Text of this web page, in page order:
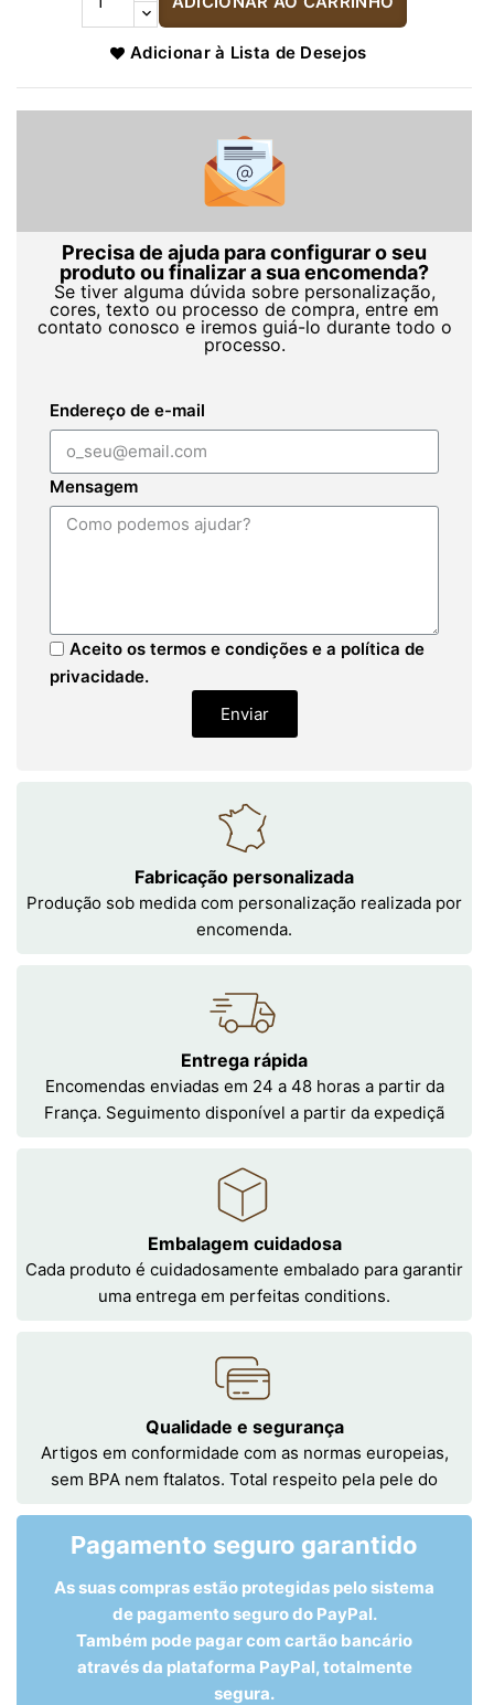
Adicionar à Lista de Desejos
Precisa de ajuda para configurar o seu
produto ou finalizar a sua encomenda?
Se tiver alguma dúvida sobre personalização,
cores, texto ou processo de compra, entre em
contato conosco e iremos guiá-lo durante todo o
processo.
Endereço de e-mail
Mensagem
Aceito os termos e condições e a política de
privacidade.
Enviar
Fabricação personalizada
Produção sob medida com personalização realizada por
encomenda.
Entrega rápida
Encomendas enviadas em 24 a 48 horas a partir da
França. Seguimento disponível a partir da expediçã
Embalagem cuidadosa
Cada produto é cuidadosamente embalado para garantir
uma entrega em perfeitas conditions.
Qualidade e segurança
Artigos em conformidade com as normas europeias,
sem BPA nem ftalatos. Total respeito pela pele do
Pagamento seguro garantido
As suas compras estão protegidas pelo sistema
de pagamento seguro do PayPal.
Também pode pagar com cartão bancário
através da plataforma PayPal, totalmente
segura.